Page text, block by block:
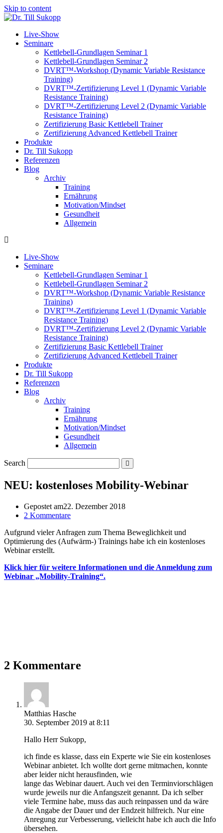
Skip to content
Live-Show
Seminare
Kettlebell-Grundlagen Seminar 1
Kettlebell-Grundlagen Seminar 2
DVRT™-Workshop (Dynamic Variable Resistance
Training)
DVRT™-Zertifizierung Level 1 (Dynamic Variable
Resistance Training)
DVRT™-Zertifizierung Level 2 (Dynamic Variable
Resistance Training)
Zertifizierung Basic Kettlebell Trainer
Zertifizierung Advanced Kettlebell Trainer
Produkte
Dr. Till Sukopp
Referenzen
Blog
Archiv
Training
Ernährung
Motivation/Mindset
Gesundheit
Allgemein
Live-Show
Seminare
Kettlebell-Grundlagen Seminar 1
Kettlebell-Grundlagen Seminar 2
DVRT™-Workshop (Dynamic Variable Resistance
Training)
DVRT™-Zertifizierung Level 1 (Dynamic Variable
Resistance Training)
DVRT™-Zertifizierung Level 2 (Dynamic Variable
Resistance Training)
Zertifizierung Basic Kettlebell Trainer
Zertifizierung Advanced Kettlebell Trainer
Produkte
Dr. Till Sukopp
Referenzen
Blog
Archiv
Training
Ernährung
Motivation/Mindset
Gesundheit
Allgemein
Search
NEU: kostenloses Mobility-Webinar
Gepostet am22. Dezember 2018
2 Kommentare
Aufgrund vieler Anfragen zum Thema Beweglichkeit und
Optimierung des (Aufwärm-) Trainings habe ich ein kostenloses
Webinar erstellt.
Klick hier für weitere Informationen und die Anmeldung zum
Webinar „Mobility-Training“.
2 Kommentare
Matthias Hasche
30. September 2019 at 8:11
Hallo Herr Sukopp,
ich finde es klasse, dass ein Experte wie Sie ein kostenloses
Webinar anbietet. Ich wollte dort gerne mitmachen, konnte
aber leider nicht herausfinden, wie
lange das Webinar dauert. Auch vei den Terminviorschlägen
wurde jeweils nur die Anfangszeit genannt. Da ich selber
viele Termine habe, muss das auch reinpassen und da wäre
die Angabe der Dauer und der Endzeit hilfreich. Nur eine
Anregung zur Verbesserung, vielleicht habe ich auch die Info
übersehen.